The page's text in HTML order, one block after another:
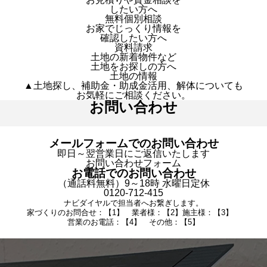
したい方へ
無料個別相談
お家でじっくり情報を
確認したい方へ
資料請求
土地の新着物件など
土地をお探しの方へ
土地の情報
▲土地探し、補助金・助成金活用、解体についても
お気軽にご相談ください。
お問い合わせ
メールフォームでのお問い合わせ
即日～翌営業日にご返信いたします
お問い合わせフォーム
お電話でのお問い合わせ
（通話料無料）9～18時 水曜日定休
0120-712-415
ナビダイヤルで担当者へお繋ぎします。
家づくりのお問合せ：【1】 業者様：【2】施主様：【3】
営業のお電話：【4】 その他：【5】